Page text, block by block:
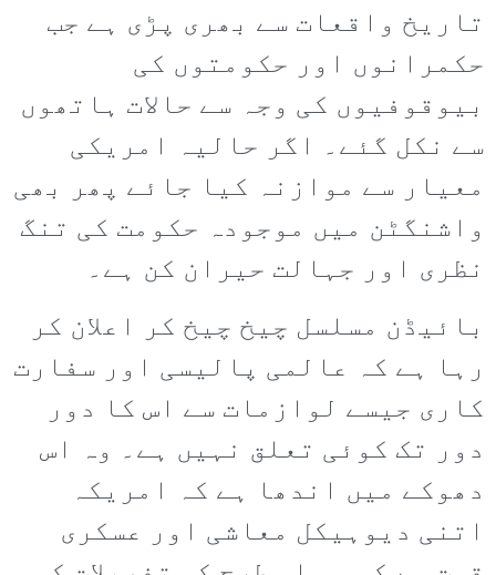
تاریخ واقعات سے بھری پڑی ہے جب
حکمرانوں اور حکومتوں کی
بیوقوفیوں کی وجہ سے حالات ہاتھوں
سے نکل گئے۔ اگر حالیہ امریکی
معیار سے موازنہ کیا جائے پھر بھی
واشنگٹن میں موجودہ حکومت کی تنگ
نظری اور جہالت حیران کن ہے۔
بائیڈن مسلسل چیخ چیخ کر اعلان کر
رہا ہے کہ عالمی پالیسی اور سفارت
کاری جیسے لوازمات سے اس کا دور
دور تک کوئی تعلق نہیں ہے۔ وہ اس
دھوکے میں اندھا ہے کہ امریکہ
اتنی دیوہیکل معاشی اور عسکری